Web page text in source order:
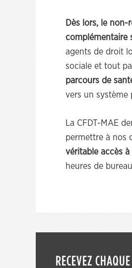
Dès lors, le non-
complémentaire
agents de droit
sociale et tout
parcours de
vers un système
La CFDT-MAE
permettre à nos
véritable accès
heures de
RECEVEZ